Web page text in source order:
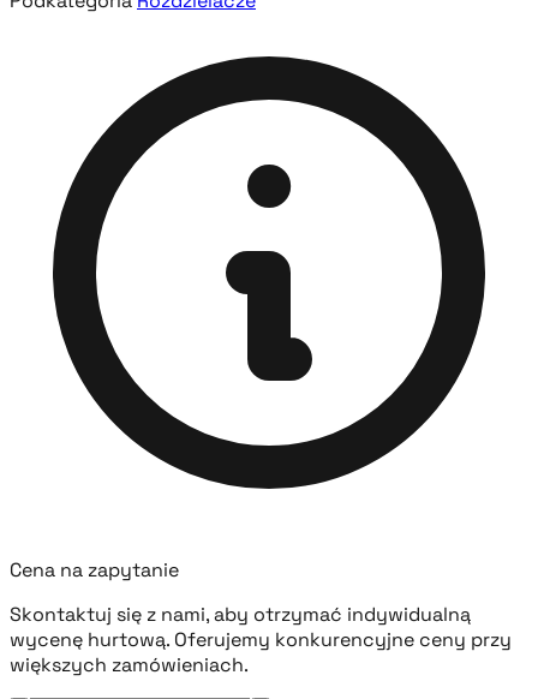
Cena na zapytanie
Skontaktuj się z nami, aby otrzymać indywidualną
wycenę hurtową. Oferujemy konkurencyjne ceny przy
większych zamówieniach.